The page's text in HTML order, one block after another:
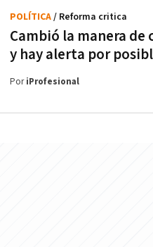
Cambió la manera
y hay alerta por
POLÍTICA/ Reforma critica
PoriProfesional